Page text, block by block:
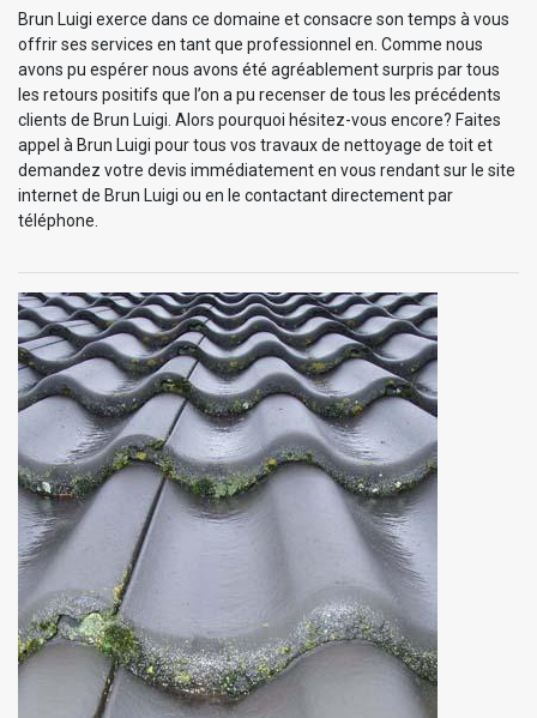
Brun Luigi exerce dans ce domaine et consacre son temps à vous
offrir ses services en tant que professionnel en. Comme nous
avons pu espérer nous avons été agréablement surpris par tous
les retours positifs que l’on a pu recenser de tous les précédents
clients de Brun Luigi. Alors pourquoi hésitez-vous encore? Faites
appel à Brun Luigi pour tous vos travaux de nettoyage de toit et
demandez votre devis immédiatement en vous rendant sur le site
internet de Brun Luigi ou en le contactant directement par
téléphone.